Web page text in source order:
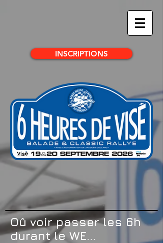
INSCRIPTIONS
Oû voir passer les 6h
durant le WE...